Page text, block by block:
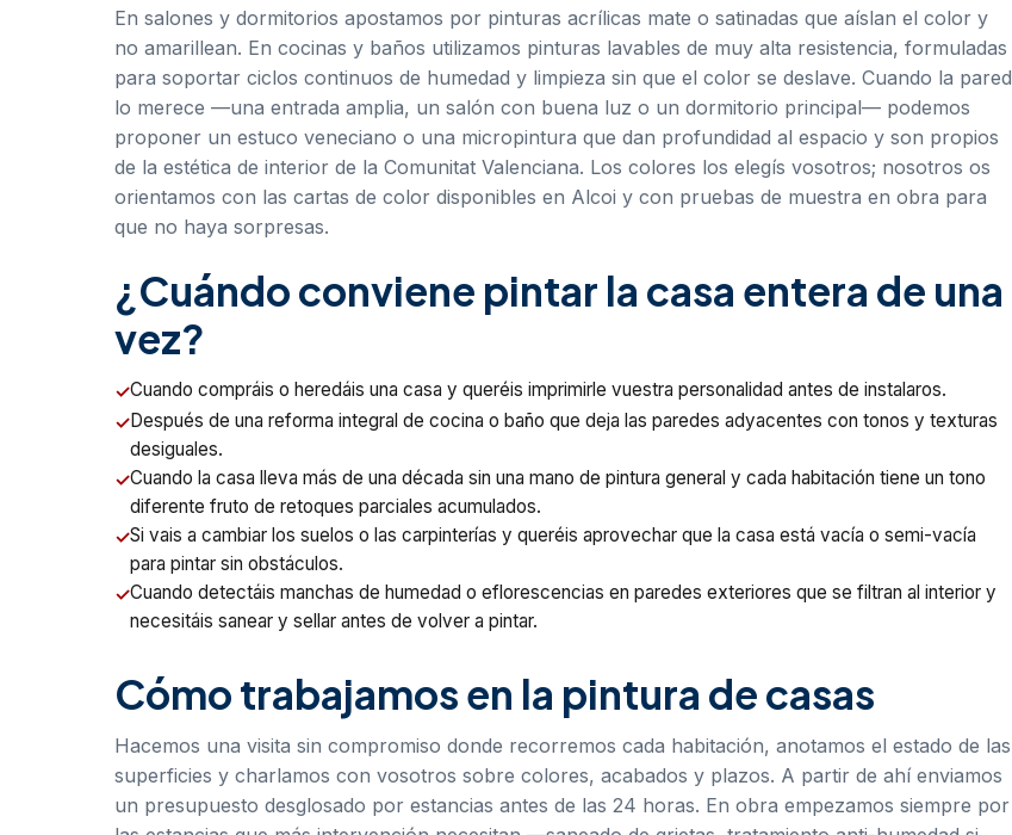
En salones y dormitorios apostamos por pinturas acrílicas mate o satinadas que aíslan el color y
no amarillean. En cocinas y baños utilizamos pinturas lavables de muy alta resistencia, formuladas
para soportar ciclos continuos de humedad y limpieza sin que el color se deslave. Cuando la pared
lo merece —una entrada amplia, un salón con buena luz o un dormitorio principal— podemos
proponer un estuco veneciano o una micropintura que dan profundidad al espacio y son propios
de la estética de interior de la Comunitat Valenciana. Los colores los elegís vosotros; nosotros os
orientamos con las cartas de color disponibles en Alcoi y con pruebas de muestra en obra para
que no haya sorpresas.
¿Cuándo conviene pintar la casa entera de una
vez?
Cuando compráis o heredáis una casa y queréis imprimirle vuestra personalidad antes de instalaros.
Después de una reforma integral de cocina o baño que deja las paredes adyacentes con tonos y texturas
desiguales.
Cuando la casa lleva más de una década sin una mano de pintura general y cada habitación tiene un tono
diferente fruto de retoques parciales acumulados.
Si vais a cambiar los suelos o las carpinterías y queréis aprovechar que la casa está vacía o semi-vacía
para pintar sin obstáculos.
Cuando detectáis manchas de humedad o eflorescencias en paredes exteriores que se filtran al interior y
necesitáis sanear y sellar antes de volver a pintar.
Cómo trabajamos en la pintura de casas
Hacemos una visita sin compromiso donde recorremos cada habitación, anotamos el estado de las
superficies y charlamos con vosotros sobre colores, acabados y plazos. A partir de ahí enviamos
un presupuesto desglosado por estancias antes de las 24 horas. En obra empezamos siempre por